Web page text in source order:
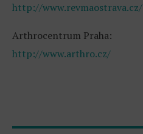
http://www.revmaostrava.cz/
Arthrocentrum Praha:
http://www.arthro.cz/